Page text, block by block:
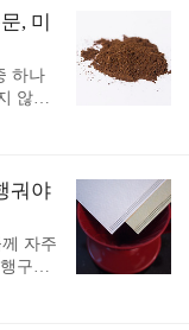
일텐
레소
도 상
김상기
v
, 미
하나
않으
하기
크기
의 중
실 어
렵습
와 크
간극
궈야
자주
구는
필터